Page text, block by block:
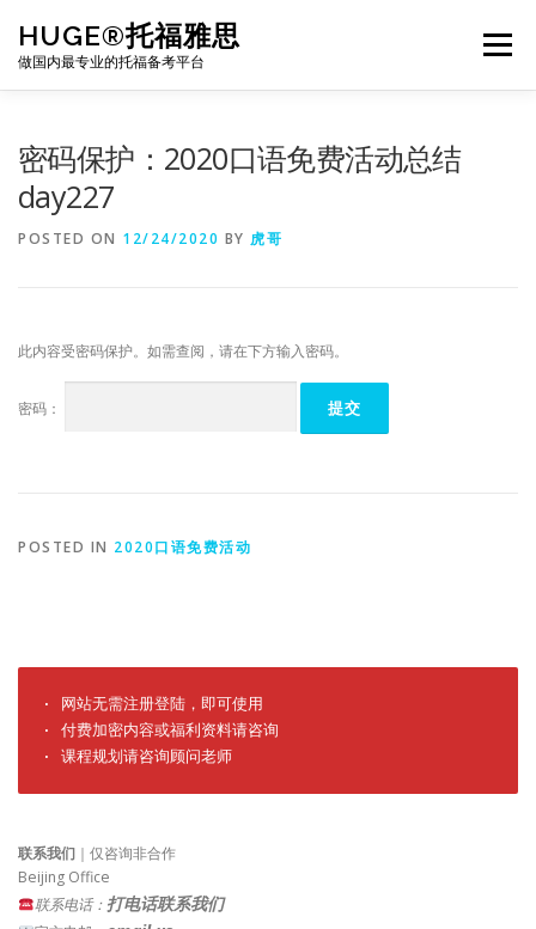
content
HUGE®托福雅思
做国内最专业的托福备考平台
Menu
密码保护：2020口语免费活动总结
day227
POSTED ON 12/24/2020 BY 虎哥
此内容受密码保护。如需查阅，请在下方输入密码。
密码：
POSTED IN 2020口语免费活动
· 网站无需注册登陆，即可使用
· 付费加密内容或福利资料请咨询
· 课程规划请咨询顾问老师
联系我们 ｜仅咨询非合作
Beijing Office
联系电话： 打电话联系我们